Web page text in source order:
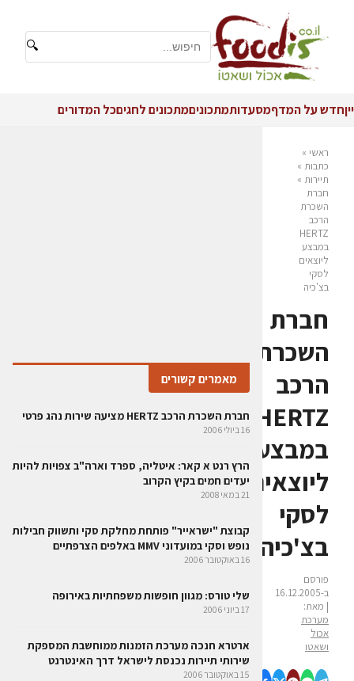
🔍
ייןחדש על המדףמסעדותמתכוניםמתכונים לחגיםכל המדורים
ראשי »
כתבות »
תיירות »
חברת
השכרת
הרכב
HERTZ
במבצע
ליוצאים
לסקי
בצ'כיה
חברת
השכרת
הרכב
HERTZ
במבצע
ליוצאים
לסקי
בצ'כיה
פורסם
ב-16.12.2005
| מאת:
מערכת
אכול
ושאטו
מאמרים קשורים
חברת השכרת הרכב HERTZ מציעה שירות נהג פרטי
16 ביולי 2006
הרץ רנט א קאר: איטליה, ספרד וארה"ב צפויות להיות
יעדים חמים בקיץ הקרוב
21 במאי 2008
קבוצת "ישראייר" פותחת מחלקת סקי ותשווק חבילות
נופש וסקי במועדוני MMV ‏באלפים הצרפתיים
16 באוקטובר 2006
שלי טורס: מגוון חופשות משפחתיות באירופה
17 ביוני 2006
ארטרא חנכה מערכת הזמנות ממוחשבת המספקת
שירותי תיירות נכנסת לישראל דרך האינטרנט
15 באוקטובר 2006